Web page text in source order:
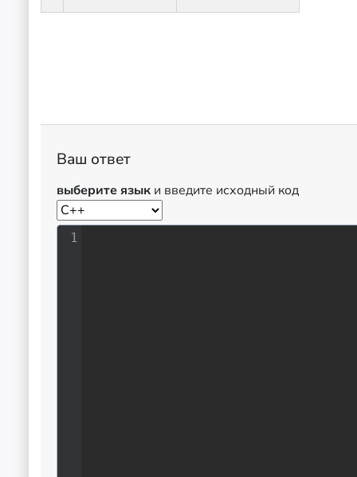
Ваш ответ
выберите язык и введите исходный код
1